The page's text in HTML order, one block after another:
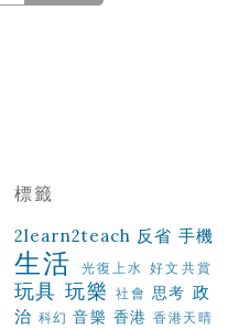
標籤
2learn2teach 反省 手機
生活 光復上水 好文共賞
玩具 玩樂 社會 思考 政
治 科幻 音樂 香港 香港天晴